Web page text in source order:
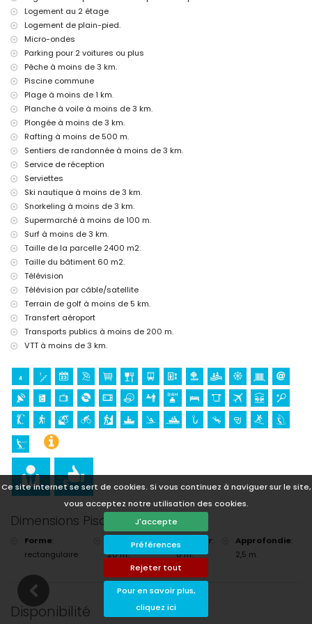
Ce site internet se sert de cookies. Si vous continuez à naviguer sur le site,
vous acceptez notre utilisation des cookies.
J'accepte
Préférences
Rejeter tout
Pour en savoir plus,
cliquez ici
lit supplémentaire et lit/berceau pour enfants (sur demande)
Divertissements et activités de loisirs pour vos vacances à Jávea,
Costa Blanca
bar, promenade (El Arenal et Jávea) (à moins de 1000 mètres de la
maison)
discothèque (à moins de 5 kilomètres de la maison)
Sites et culture à Jávea, Costa Blanca
musée (Histórico de Jávea), église (San Bartolomé, Pueblo, Jávea),
ruine (Pueblo de Jávea, Jávea), monument (Pueblo de Jávea, Jávea),
bâtiment architectural (Pueblo de Jávea, Jávea), lieu historique
(Pueblo de Jávea et Jávea) (à moins de 5 kilomètres de
l'hébergement)
château (Portal de la Vila et Denia) (à moins de 25 kilomètres de
l'hébergement)
Sports
rafting (à moins de 1000 mètres de l'appartement)
tennis, golf (La Sella Golf, Denia), randonnée, vélo de montagne,
cyclisme, escalade, canoë, kayak, pêche, plongée, snorkeling, surf,
planche à voile et ski nautique (à moins de 5 kilomètres de
l'appartement)
équitation (à moins de 10 kilomètres de l'appartement)
Logement au 2 étage
Logement de plain-pied.
Micro-ondes
Parking pour 2 voitures ou plus
Pêche à moins de 3 km.
Piscine commune
Plage à moins de 1 km.
Planche à voile à moins de 3 km.
Plongée à moins de 3 km.
Rafting à moins de 500 m.
Sentiers de randonnée à moins de 3 km.
Service de réception
Serviettes
Ski nautique à moins de 3 km.
Snorkeling à moins de 3 km.
Supermarché à moins de 100 m.
Surf à moins de 3 km.
Taille de la parcelle 2400 m2.
Taille du bâtiment 60 m2.
Télévision
Télévision par câble/satellite
Terrain de golf à moins de 5 km.
Transfert aéroport
Transports publics à moins de 200 m.
VTT à moins de 3 km.
Dimensions Piscine
Forme:
rectangulaire
Longueur:
20 m.
Largeur:
8 m.
Approfondie:
2,5 m.
Disponibilité